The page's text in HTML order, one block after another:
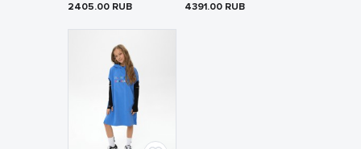
2405.00 RUB
4391.00 RUB